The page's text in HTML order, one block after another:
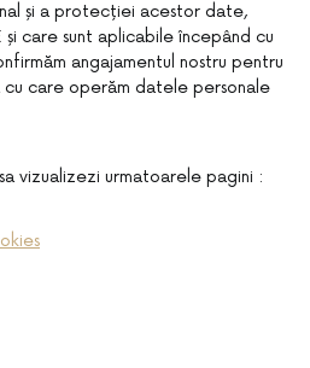
și a protecției acestor date,
care sunt aplicabile începând cu
angajamentul nostru pentru
care operăm datele personale
vizualizezi urmatoarele pagini :